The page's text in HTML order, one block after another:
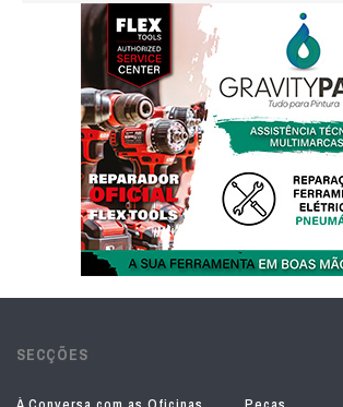
SECÇÕES